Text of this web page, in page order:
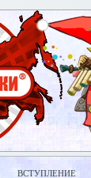
ВСТУПЛЕНИЕ